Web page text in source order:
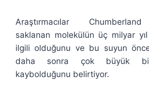
Araştırmacılar
saklanan molekülün üç milyar
ilgili olduğunu ve bu suyun önce
daha sonra çok büyük bir
kaybolduğunu belirtiyor.